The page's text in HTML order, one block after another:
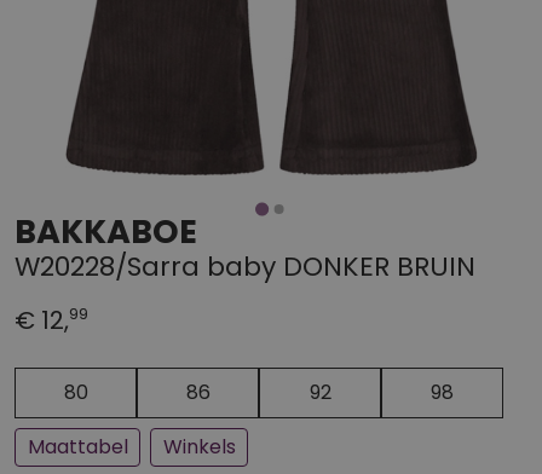
BAKKABOE
W20228/Sarra baby DONKER BRUIN
€ 12,99
Een paar stuks op voorraad
Bijna uitverkocht
80 86 92
98
Maattabel
Winkels